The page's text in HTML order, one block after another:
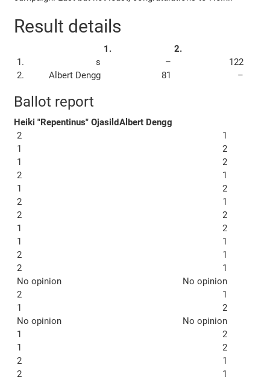
Result details
1.
2.
1.
s –
122
2.
Albert Dengg 81 –
Ballot report
Heiki "Repentinus" OjasildAlbert Dengg
2
1
1
2
1
2
2
1
1
2
2
1
2
2
1
2
1
1
2
1
2
1
No opinion
No opinion
2
1
1
2
No opinion
No opinion
1
2
1
2
2
1
2
1